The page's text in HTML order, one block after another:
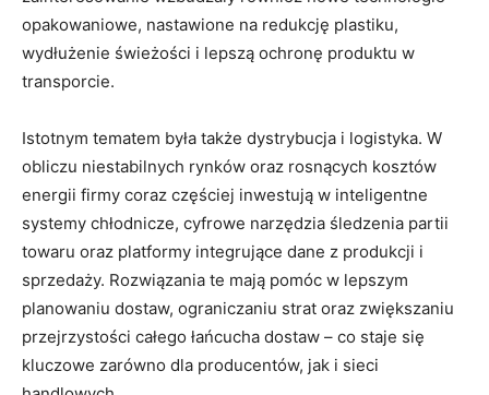
opakowaniowe, nastawione na redukcję plastiku,
wydłużenie świeżości i lepszą ochronę produktu w
transporcie.
Istotnym tematem była także dystrybucja i logistyka. W
obliczu niestabilnych rynków oraz rosnących kosztów
energii firmy coraz częściej inwestują w inteligentne
systemy chłodnicze, cyfrowe narzędzia śledzenia partii
towaru oraz platformy integrujące dane z produkcji i
sprzedaży. Rozwiązania te mają pomóc w lepszym
planowaniu dostaw, ograniczaniu strat oraz zwiększaniu
przejrzystości całego łańcucha dostaw – co staje się
kluczowe zarówno dla producentów, jak i sieci